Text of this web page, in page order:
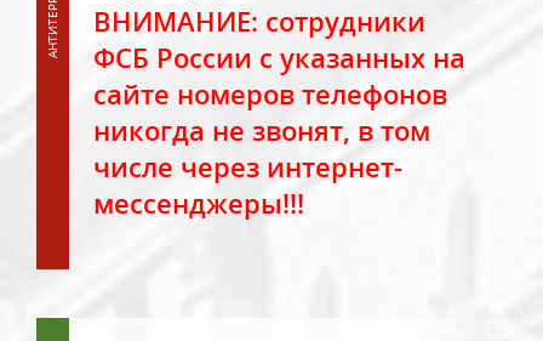
ВНИМАНИЕ: сотрудники
ФСБ России с указанных на
сайте номеров телефонов
никогда не звонят, в том
числе через интернет-
мессенджеры!!!